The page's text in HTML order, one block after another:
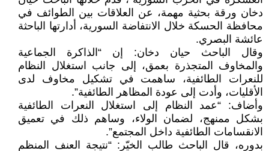
دخان ورقة بحثية مهمة، عن العلاقات بين الطوائف في
محافظة الحسكة خلال الانتفاضة السورية، أدارتها الباحثة
عائشة البصري.
وقال الباحث حيان دخان: إن “الذاكرة الجماعية
والمخاوف المتجذرة بعمق، إلى جانب استغلال النظام
للنعرات الطائفية، ساهمت في تشكيل مخاوف لدى
الأقليات، وأدت إلى عودة المظاهر الطائفية”.
وأضاف: “عمد النظام إلى استغلال النعرات الطائفية
بشكل ممنهج، لضمان الولاء، وساهم ذلك في تعميق
الانقسامات الطائفية داخل المجتمع”.
بدوره، قال الباحث طالب الخيّر: “نتيجة العنف المنظم